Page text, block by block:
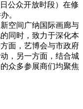
公众开放时段）在修
。
空间广纳国际画廊与
同时，致力于深化本
面，艺博会与市政府
，另一方面，结合城
众多参展商们均聚焦